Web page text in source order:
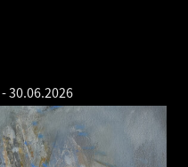
-30.06.2026